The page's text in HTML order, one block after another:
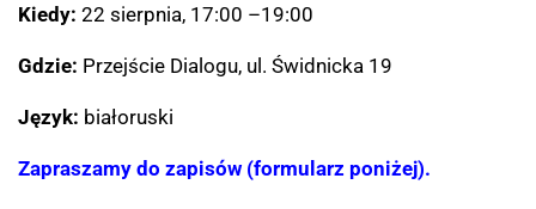
Kiedy: 22 sierpnia, 17:00 –19:00
Gdzie: Przejście Dialogu, ul. Świdnicka 19
Język: białoruski
Zapraszamy do zapisów (formularz poniżej).